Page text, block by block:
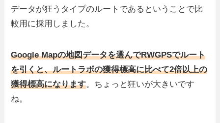
データが狂うタイプのルートであるということで比
較用に採用しました。
Google Mapの地図データを選んでRWGPSでルート
を引くと、ルートラボの獲得標高に比べて2倍以上の
獲得標高になります。ちょっと狂いが大きいです
ね。